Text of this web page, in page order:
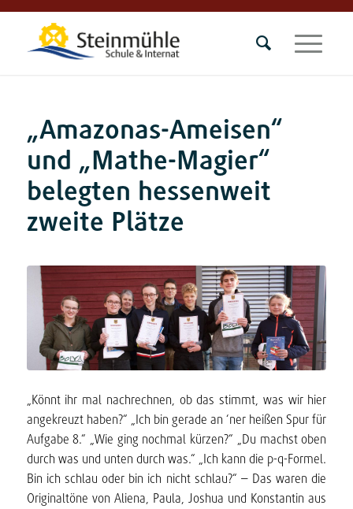
„Amazonas-Ameisen“
und „Mathe-Magier“
belegten hessenweit
zweite Plätze
„Könnt ihr mal nachrechnen, ob das stimmt, was wir hier
angekreuzt haben?“ „Ich bin gerade an ‘ner heißen Spur für
Aufgabe 8.“ „Wie ging nochmal kürzen?“ „Du machst oben
durch was und unten durch was.“ „Ich kann die p-q-Formel.
Bin ich schlau oder bin ich nicht schlau?“ – Das waren die
Originaltöne von Aliena, Paula, Joshua und Konstantin aus